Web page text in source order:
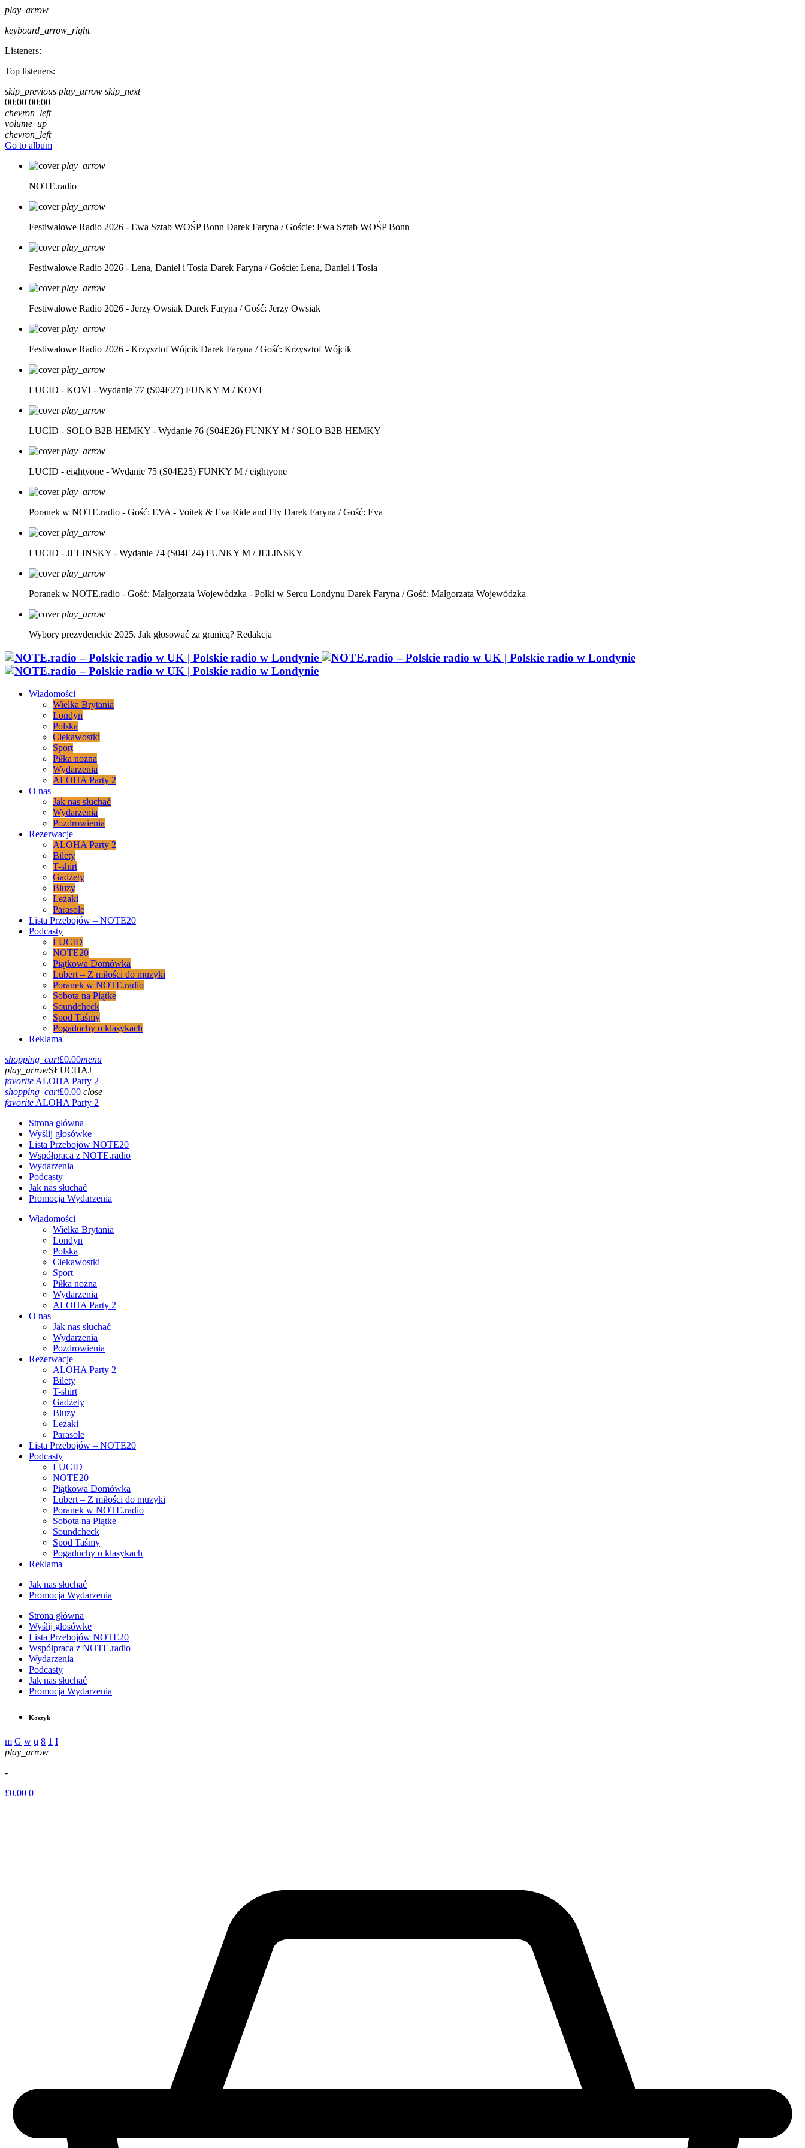
play_arrow
keyboard_arrow_right
Listeners:
Top listeners:
skip_previous play_arrow skip_next
00:00 00:00
chevron_left
volume_up
chevron_left
Go to album
play_arrow
NOTE.radio
play_arrow
Festiwalowe Radio 2026 - Ewa Sztab WOŚP Bonn Darek Faryna / Goście: Ewa Sztab WOŚP Bonn
play_arrow
Festiwalowe Radio 2026 - Lena, Daniel i Tosia Darek Faryna / Goście: Lena, Daniel i Tosia
play_arrow
Festiwalowe Radio 2026 - Jerzy Owsiak Darek Faryna / Gość: Jerzy Owsiak
play_arrow
Festiwalowe Radio 2026 - Krzysztof Wójcik Darek Faryna / Gość: Krzysztof Wójcik
play_arrow
LUCID - KOVI - Wydanie 77 (S04E27) FUNKY M / KOVI
play_arrow
LUCID - SOLO B2B HEMKY - Wydanie 76 (S04E26) FUNKY M / SOLO B2B HEMKY
play_arrow
LUCID - eightyone - Wydanie 75 (S04E25) FUNKY M / eightyone
play_arrow
Poranek w NOTE.radio - Gość: EVA - Voitek & Eva Ride and Fly Darek Faryna / Gość: Eva
play_arrow
LUCID - JELINSKY - Wydanie 74 (S04E24) FUNKY M / JELINSKY
play_arrow
Poranek w NOTE.radio - Gość: Małgorzata Wojewódzka - Polki w Sercu Londynu Darek Faryna / Gość: Małgorzata Wojewódzka
play_arrow
Wybory prezydenckie 2025. Jak głosować za granicą? Redakcja
Wiadomości
Wielka Brytania
Londyn
Polska
Ciekawostki
Sport
Piłka nożna
Wydarzenia
ALOHA Party 2
O nas
Jak nas słuchać
Wydarzenia
Pozdrowienia
Rezerwacje
ALOHA Party 2
Bilety
T-shirt
Gadżety
Bluzy
Leżaki
Parasole
Lista Przebojów – NOTE20
Podcasty
LUCID
NOTE20
Piątkowa Domówka
Lubert – Z miłości do muzyki
Poranek w NOTE.radio
Sobota na Piątke
Soundcheck
Spod Taśmy
Pogaduchy o klasykach
Reklama
shopping_cart£0.00menu
play_arrowSŁUCHAJ
favoriteALOHA Party 2
shopping_cart£0.00 close
favoriteALOHA Party 2
Strona główna
Wyślij głosówke
Lista Przebojów NOTE20
Współpraca z NOTE.radio
Wydarzenia
Podcasty
Jak nas słuchać
Promocja Wydarzenia
Wiadomości
Wielka Brytania
Londyn
Polska
Ciekawostki
Sport
Piłka nożna
Wydarzenia
ALOHA Party 2
O nas
Jak nas słuchać
Wydarzenia
Pozdrowienia
Rezerwacje
ALOHA Party 2
Bilety
T-shirt
Gadżety
Bluzy
Leżaki
Parasole
Lista Przebojów – NOTE20
Podcasty
LUCID
NOTE20
Piątkowa Domówka
Lubert – Z miłości do muzyki
Poranek w NOTE.radio
Sobota na Piątke
Soundcheck
Spod Taśmy
Pogaduchy o klasykach
Reklama
Jak nas słuchać
Promocja Wydarzenia
Strona główna
Wyślij głosówke
Lista Przebojów NOTE20
Współpraca z NOTE.radio
Wydarzenia
Podcasty
Jak nas słuchać
Promocja Wydarzenia
Koszyk
play_arrow
-
£0.00 0